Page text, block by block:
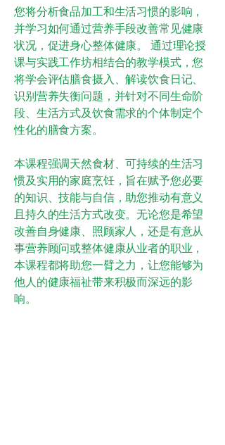
您将分析食品加工和生活习惯的影响，
并学习如何通过营养手段改善常见健康
状况，促进身心整体健康。 通过理论授
课与实践工作坊相结合的教学模式，您
将学会评估膳食摄入、解读饮食日记、
识别营养失衡问题，并针对不同生命阶
段、生活方式及饮食需求的个体制定个
性化的膳食方案。
本课程强调天然食材、可持续的生活习
惯及实用的家庭烹饪，旨在赋予您必要
的知识、技能与自信，助您推动有意义
且持久的生活方式改变。无论您是希望
改善自身健康、照顾家人，还是有意从
事营养顾问或整体健康从业者的职业，
本课程都将助您一臂之力，让您能够为
他人的健康福祉带来积极而深远的影
响。